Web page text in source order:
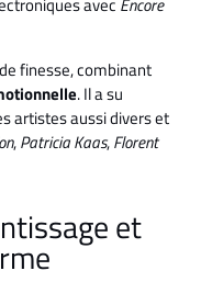
avec Encore
finesse, combinant
. Il a su
artistes aussi divers et
,Patricia Kaas,Florent
et